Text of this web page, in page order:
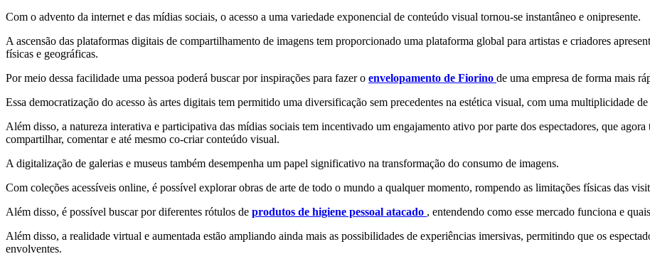
Com o advento da internet e das mídias sociais, o acesso a uma variedade exponencial de conteúdo visual tornou-se instantâneo e onipresente.
A ascensão das plataformas digitais de compartilhamento de imagens tem proporcionado uma plataforma global para artistas e criadores
físicas e geográficas.
Por meio dessa facilidade uma pessoa poderá buscar por inspirações para fazer o envelopamento de Fiorino de uma empresa de forma mais
Essa democratização do acesso às artes digitais tem permitido uma diversificação sem precedentes na estética visual, com uma multiplicidade
Além disso, a natureza interativa e participativa das mídias sociais tem incentivado um engajamento ativo por parte dos espectadores, que
compartilhar, comentar e até mesmo co-criar conteúdo visual.
A digitalização de galerias e museus também desempenha um papel significativo na transformação do consumo de imagens.
Com coleções acessíveis online, é possível explorar obras de arte de todo o mundo a qualquer momento, rompendo as limitações físicas das
Além disso, é possível buscar por diferentes rótulos de produtos de higiene pessoal atacado , entendendo como esse mercado funciona e
Além disso, a realidade virtual e aumentada estão ampliando ainda mais as possibilidades de experiências imersivas, permitindo que os
envolventes.